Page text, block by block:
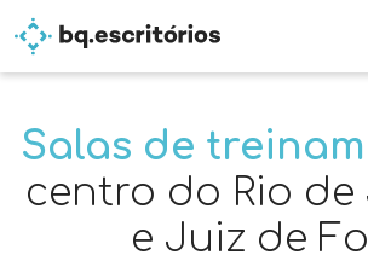
Salas de
centro do Rio de
e Juiz de